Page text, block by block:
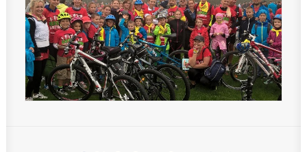
Anglojęzyczne Przedszkole i Żłobek
Szkoła Języka Angielskiego International House
KONTAKT
TEL.: 33 821-35-86